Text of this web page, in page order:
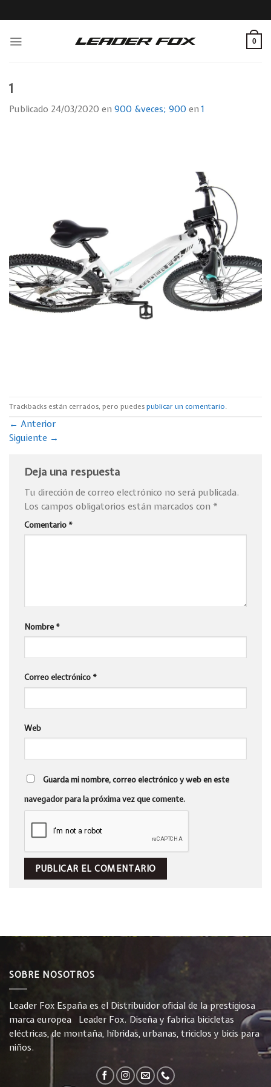
to
0
1
Publicado 24/03/2020 en 900 &veces; 900 en1
Trackbacks están cerrados, pero puedespublicar un comentario.
← Anterior
Siguiente →
Deja una respuesta
Tu dirección de correo electrónico no será publicada.
Los campos obligatorios están marcados con *
Comentario *
Nombre *
Correo electrónico *
Web
Guarda mi nombre, correo electrónico y web en este
navegador para la próxima vez que comente.
SOBRE NOSOTROS
Leader Fox España es el Distribuidor oficial de la prestigiosa
marca europea Leader Fox. Diseña y fabrica bicicletas
eléctricas, de montaña, híbridas, urbanas, triciclos y bicis para
niños.